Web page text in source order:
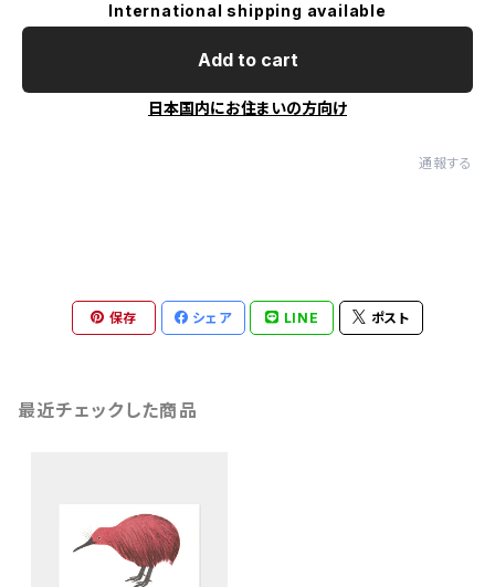
International shipping available
Add to cart
日本国内にお住まいの方向け
通報する
保存 シェア LINE ポスト
最近チェックした商品